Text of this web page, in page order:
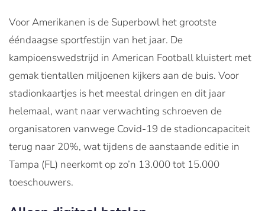
Voor Amerikanen is de Superbowl het grootste
ééndaagse sportfestijn van het jaar. De
kampioenswedstrijd in American Football kluistert met
gemak tientallen miljoenen kijkers aan de buis. Voor
stadionkaartjes is het meestal dringen en dit jaar
helemaal, want naar verwachting schroeven de
organisatoren vanwege Covid-19 de stadioncapaciteit
terug naar 20%, wat tijdens de aanstaande editie in
Tampa (FL) neerkomt op zo’n 13.000 tot 15.000
toeschouwers.